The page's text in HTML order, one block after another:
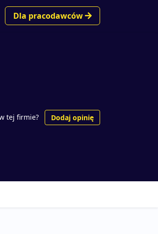
Dla pracodawców
tej firmie? Dodaj opinię